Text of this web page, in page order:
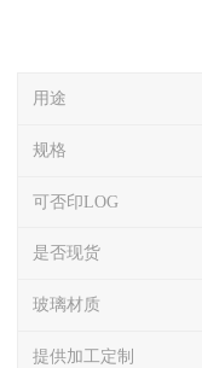
用途
规格
可否印LOG
是否现货
玻璃材质
提供加工定制